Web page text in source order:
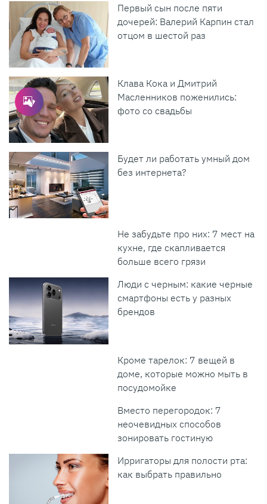
Первый сын после пяти
дочерей: Валерий Карпин стал
отцом в шестой раз
Клава Кока и Дмитрий
Масленников поженились:
фото со свадьбы
Будет ли работать умный дом
без интернета?
Не забудьте про них: 7 мест на
кухне, где скапливается
больше всего грязи
Люди с черным: какие черные
смартфоны есть у разных
брендов
Кроме тарелок: 7 вещей в
доме, которые можно мыть в
посудомойке
Вместо перегородок: 7
неочевидных способов
зонировать гостиную
Ирригаторы для полости рта:
как выбрать правильно